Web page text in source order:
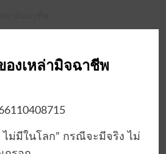
องเหล่ามิจฉาชีพ
ไม่มีในโลก” กรณีจะมีจริง ไม่